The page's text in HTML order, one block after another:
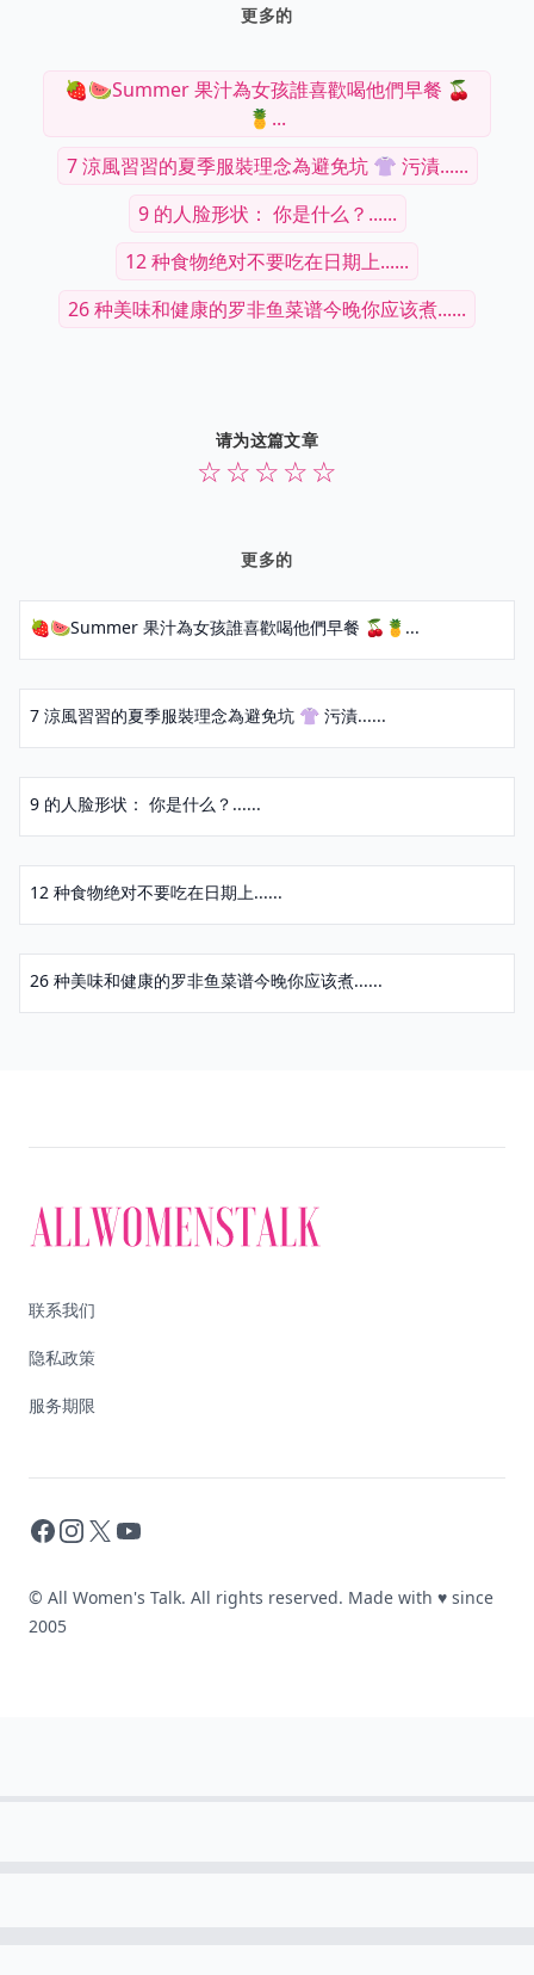
更多的
🍓🍉Summer 果汁為女孩誰喜歡喝他們早餐 🍒
🍍...
7 涼風習習的夏季服裝理念為避免坑 👚 污漬......
9 的人脸形状： 你是什么？......
12 种食物绝对不要吃在日期上......
26 种美味和健康的罗非鱼菜谱今晚你应该煮......
请为这篇文章
☆
☆
☆
☆
☆
更多的
🍓🍉Summer 果汁為女孩誰喜歡喝他們早餐 🍒🍍...
7 涼風習習的夏季服裝理念為避免坑 👚 污漬......
9 的人脸形状： 你是什么？......
12 种食物绝对不要吃在日期上......
26 种美味和健康的罗非鱼菜谱今晚你应该煮......
联系我们
隐私政策
服务期限
Facebook
Instagram
X YouTube
© All Women's Talk. All rights reserved. Made with ♥ since
2005